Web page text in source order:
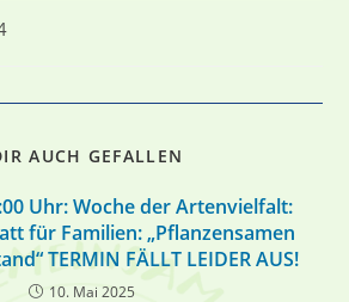
AUCH GEFALLEN
Uhr: Woche der Artenvielfalt:
für Familien: „Pflanzensamen
TERMIN FÄLLT LEIDER AUS!
10. Mai 2025